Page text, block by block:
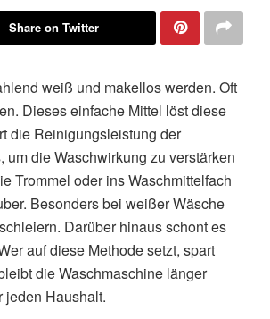
Share on Twitter
weiß und makellos werden. Oft
Dieses einfache Mittel löst diese
die Reinigungsleistung der
die Waschwirkung zu verstärken
Trommel oder ins Waschmittelfach
Besonders bei weißer Wäsche
Darüber hinaus schont es
auf diese Methode setzt, spart
die Waschmaschine länger
jeden Haushalt.